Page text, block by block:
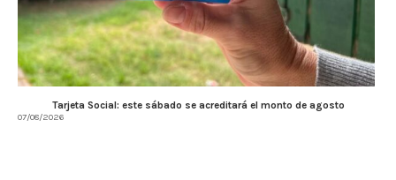
Tarjeta Social: este sábado se acreditará el monto de agosto
07/08/2026